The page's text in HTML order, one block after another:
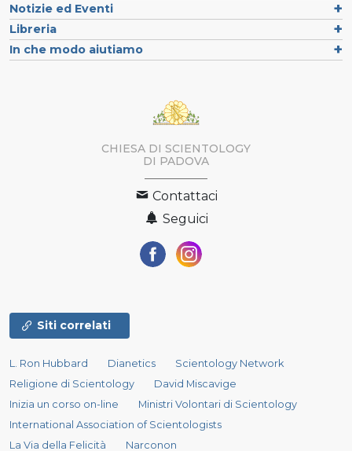
Notizie ed Eventi
Libreria
In che modo aiutiamo
CHIESA DI SCIENTOLOGY
DI PADOVA
Contattaci
Seguici
Siti correlati
L. Ron Hubbard Dianetics
Scientology Network
Religione di Scientology
David Miscavige
Inizia un corso on-line
Ministri Volontari di Scientology
International Association of Scientologists
La Via della Felicità
Narconon